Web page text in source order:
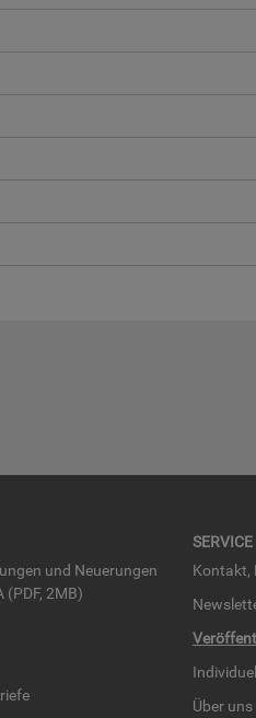
und Neue­run­gen
(PDF, 2MB)
SER­VICE
Kon­takt,
Über uns